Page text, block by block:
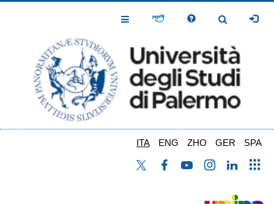
Toggle
Toggle
ITA ENG ZHO GER SPA